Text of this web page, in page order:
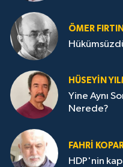
ÖMER
HÜSEYIN
Yine Aynı
Nerede?
FAHRI
HDP'nin